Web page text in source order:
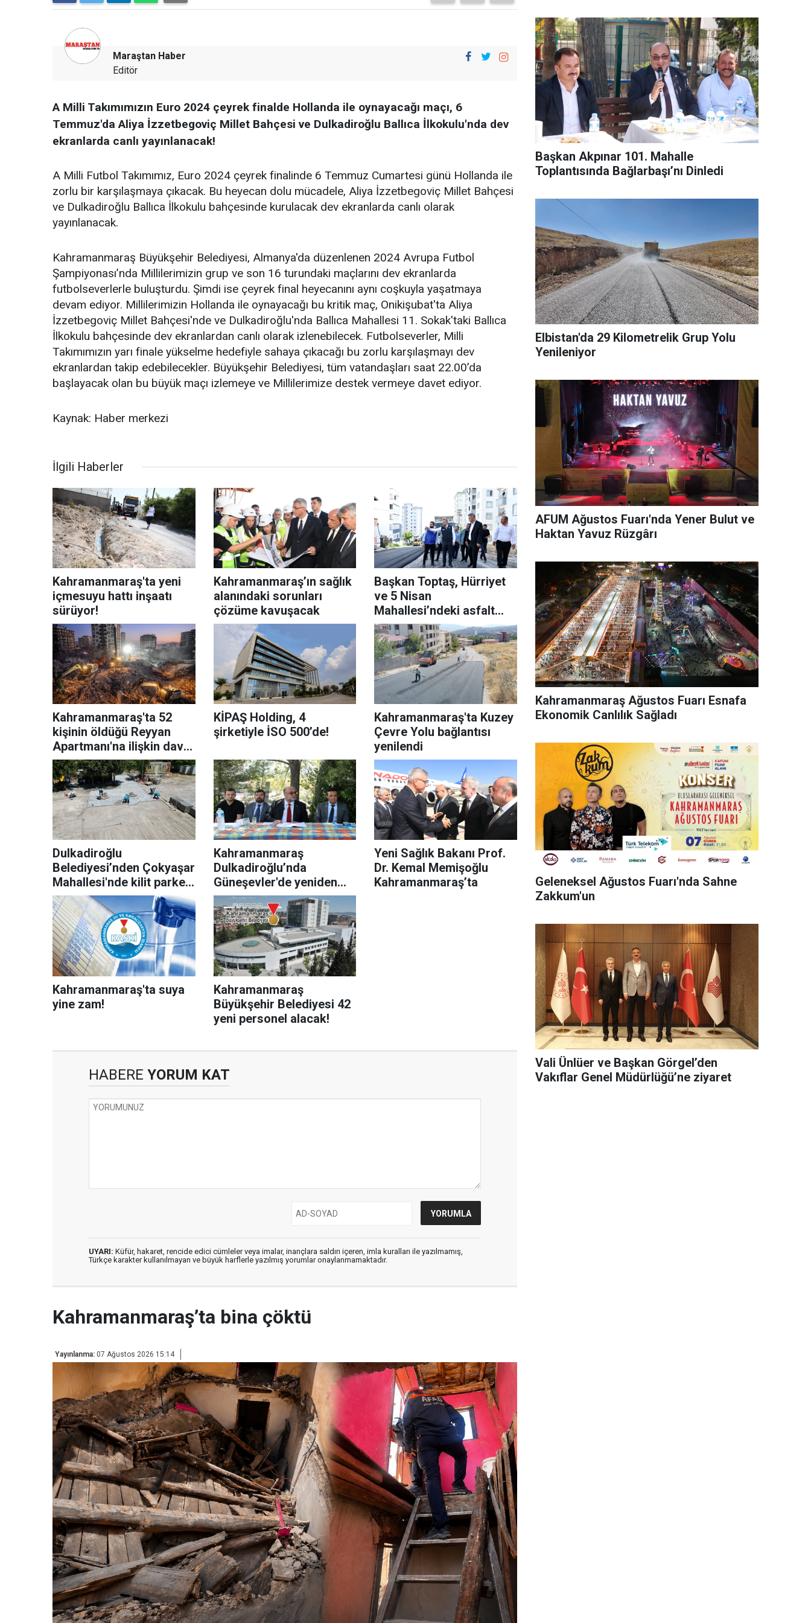
Maraştan Haber
Editör
A Milli Takımımızın Euro 2024 çeyrek finalde Hollanda ile oynayacağı maçı, 6
Temmuz'da Aliya İzzetbegoviç Millet Bahçesi ve Dulkadiroğlu Ballıca İlkokulu'nda dev
ekranlarda canlı yayınlanacak!
A Milli Futbol Takımımız, Euro 2024 çeyrek finalinde 6 Temmuz Cumartesi günü Hollanda ile
zorlu bir karşılaşmaya çıkacak. Bu heyecan dolu mücadele, Aliya İzzetbegoviç Millet Bahçesi
ve Dulkadiroğlu Ballıca İlkokulu bahçesinde kurulacak dev ekranlarda canlı olarak
yayınlanacak.
Kahramanmaraş Büyükşehir Belediyesi, Almanya'da düzenlenen 2024 Avrupa Futbol
Şampiyonası’nda Millilerimizin grup ve son 16 turundaki maçlarını dev ekranlarda
futbolseverlerle buluşturdu. Şimdi ise çeyrek final heyecanını aynı coşkuyla yaşatmaya
devam ediyor. Millilerimizin Hollanda ile oynayacağı bu kritik maç, Onikişubat'ta Aliya
İzzetbegoviç Millet Bahçesi'nde ve Dulkadiroğlu'nda Ballıca Mahallesi 11. Sokak'taki Ballıca
İlkokulu bahçesinde dev ekranlardan canlı olarak izlenebilecek. Futbolseverler, Milli
Takımımızın yarı finale yükselme hedefiyle sahaya çıkacağı bu zorlu karşılaşmayı dev
ekranlardan takip edebilecekler. Büyükşehir Belediyesi, tüm vatandaşları saat 22.00’da
başlayacak olan bu büyük maçı izlemeye ve Millilerimize destek vermeye davet ediyor.
Kaynak: Haber merkezi
İlgili Haberler
Kahramanmaraş'ta yeni
içmesuyu hattı inşaatı
sürüyor!
Kahramanmaraş’ın sağlık
alanındaki sorunları
çözüme kavuşacak
Başkan Toptaş, Hürriyet
ve 5 Nisan
Mahallesi’ndeki asfalt
çalışmalarını inceledi
Kahramanmaraş'ta 52
kişinin öldüğü Reyyan
Apartmanı'na ilişkin dava
sürdü
KİPAŞ Holding, 4
şirketiyle İSO 500’de!
Kahramanmaraş'ta Kuzey
Çevre Yolu bağlantısı
yenilendi
Dulkadiroğlu
Belediyesi’nden Çokyaşar
Mahallesi'nde kilit parke
atağı
Kahramanmaraş
Dulkadiroğlu’nda
Güneşevler'de yeniden
inşa süreci başlıyor!
Yeni Sağlık Bakanı Prof.
Dr. Kemal Memişoğlu
Kahramanmaraş’ta
Kahramanmaraş'ta suya
yine zam!
Kahramanmaraş
Büyükşehir Belediyesi 42
yeni personel alacak!
HABERE YORUM KAT
UYARI: Küfür, hakaret, rencide edici cümleler veya imalar, inançlara saldırı içeren, imla kuralları ile yazılmamış,
Türkçe karakter kullanılmayan ve büyük harflerle yazılmış yorumlar onaylanmamaktadır.
Kahramanmaraş’ta bina çöktü
Yayınlanma: 07 Ağustos 2026 15:14
Başkan Akpınar 101. Mahalle
Toplantısında Bağlarbaşı’nı Dinledi
Elbistan'da 29 Kilometrelik Grup Yolu
Yenileniyor
AFUM Ağustos Fuarı'nda Yener Bulut ve
Haktan Yavuz Rüzgârı
Kahramanmaraş Ağustos Fuarı Esnafa
Ekonomik Canlılık Sağladı
Geleneksel Ağustos Fuarı'nda Sahne
Zakkum'un
Vali Ünlüer ve Başkan Görgel’den
Vakıflar Genel Müdürlüğü’ne ziyaret